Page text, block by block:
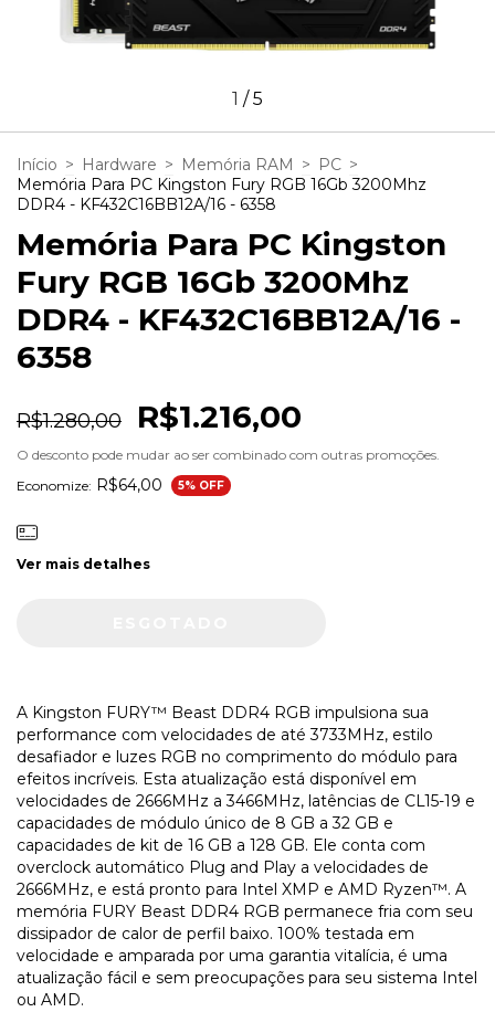
1 /5
Início > Hardware > Memória RAM > PC >
Memória Para PC Kingston Fury RGB 16Gb 3200Mhz
DDR4 - KF432C16BB12A/16 - 6358
Memória Para PC Kingston
Fury RGB 16Gb 3200Mhz
DDR4 - KF432C16BB12A/16 -
6358
R$1.280,00 R$1.216,00
O desconto pode mudar ao ser combinado com outras promoções.
Economize: R$64,00 5% OFF
Ver mais detalhes
A Kingston FURY™ Beast DDR4 RGB impulsiona sua
performance com velocidades de até 3733MHz, estilo
desafiador e luzes RGB no comprimento do módulo para
efeitos incríveis. Esta atualização está disponível em
velocidades de 2666MHz a 3466MHz, latências de CL15-19 e
capacidades de módulo único de 8 GB a 32 GB e
capacidades de kit de 16 GB a 128 GB. Ele conta com
overclock automático Plug and Play a velocidades de
2666MHz, e está pronto para Intel XMP e AMD Ryzen™. A
memória FURY Beast DDR4 RGB permanece fria com seu
dissipador de calor de perfil baixo. 100% testada em
velocidade e amparada por uma garantia vitalícia, é uma
atualização fácil e sem preocupações para seu sistema Intel
ou AMD.